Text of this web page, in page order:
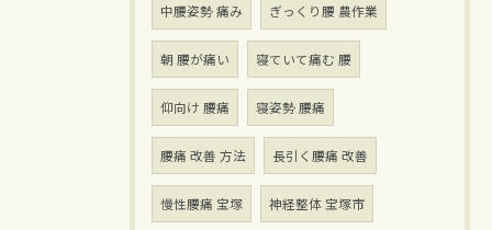
中腰姿勢 痛み ぎっくり腰 農作業
朝 腰が痛い 寝ていて痛む 腰
仰向け 腰痛 寝姿勢 腰痛
腰痛 改善 方法 長引く腰痛 改善
慢性腰痛 宝塚 神経整体 宝塚市